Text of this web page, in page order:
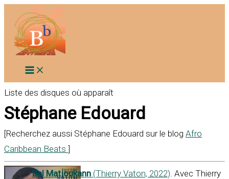
contenu
Liste des disques où apparaît
Stéphane Edouard
[Recherchez aussi Stéphane Edouard sur le blog Afro
Caribbean Beats ]
Bel Matjoukann (Thierry Vaton, 2022). Avec Thierry